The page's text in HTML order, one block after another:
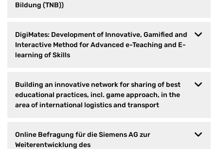
Bildung (TNB))
DigiMates: Development of Innovative, Gamified and
Interactive Method for Advanced e-Teaching and E-
learning of Skills
Building an innovative network for sharing of best
educational practices, incl. game approach, in the
area of international logistics and transport
Online Befragung für die Siemens AG zur
Weiterentwicklung des